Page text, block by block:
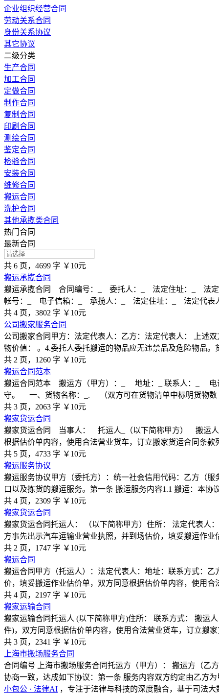
企业组织经营合同
劳动关系合同
身份关系协议
其它协议
二级分类
生产合同
加工合同
定做合同
制作合同
复制合同
印刷合同
测绘合同
鉴定合同
检验合同
安装合同
维修合同
搬运合同
洗护合同
其他承揽类合同
热门合同
最新合同
共 6 页，4699 字 ￥10元
搬运承揽合同
搬运承揽合同 合同编号：_ 委托人：_ 法定住址：_
帐号：_ 电子信箱：_ 承揽人：_ 法定住址：_ 法定代表
共 4 页，3802 字 ￥10元
公司搬家服务合同
公司搬家合同甲方：法定代表人：乙方：法定代表人： 上述
物价值： 。4.委托人委托搬运的物品应无违禁品及危险物品。
共 2 页，1260 字 ￥10元
搬运合同范本
搬运合同范本 搬运方（甲方）：_ 地址：_ 联系人：_
守。 一、货物名称：_. （双方可在货物清单中标明货物数
共 3 页，2063 字 ￥10元
搬家货运合同
搬家货运合同 当事人： 托运人_（以下简称甲方） 搬运人
根据估价单内容，使用合法营业货车，订立搬家货运合同
共 5 页，4733 字 ￥10元
搬运服务协议
搬运服务协议甲方（委托方）：统一社会信用代码：乙方（
口以及拣货的搬运服务。第一条 搬运服务内容1.1 搬运：本协
共 4 页，2309 字 ￥10元
搬家货运合同
搬家货运合同托运人： （以下简称甲方）住所： 法定代表人
方事先出示汽车运输业营业执照，并到场估价，填妥搬运作业
共 2 页，1747 字 ￥10元
搬运合同
搬运合同甲方（托运人）：法定代表人：地址：联系方式：
价，填妥搬运作业估价单，双方同意根据估价单内容，使用合
共 4 页，2197 字 ￥10元
搬家运输合同
搬家运输合同托运人 (以下简称甲方)住所： 联系方式： 搬运
件)，双方同意根据估价单内容，使用合法营业货车，订立搬
共 3 页，2341 字 ￥10元
上海市搬场服务合同
合同编号 上海市搬场服务合同托运方（甲方）： 搬运方（乙
协商一致，达成如下协议：第一条 服务内容双方约定由乙方
小包公 · 法律AI ，专注于法律与科技的深度融合，基于司法